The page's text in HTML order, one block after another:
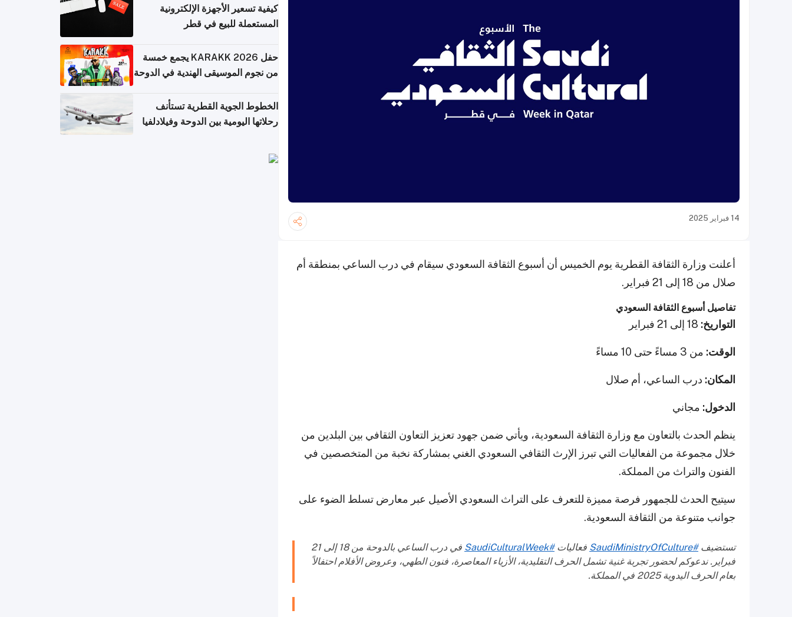
14 فبراير 2025
أعلنت وزارة الثقافة القطرية يوم الخميس أن أسبوع الثقافة السعودي سيقام في درب الساعي بمنطقة أم
صلال من 18 إلى 21 فبراير.
تفاصيل أسبوع الثقافة السعودي
التواريخ:
الوقت: من 3 مساءً حتى 10 مساءً
المكان: درب الساعي، أم صلال
الدخول: مجاني
ينظم الحدث بالتعاون مع وزارة الثقافة السعودية، ويأتي ضمن جهود تعزيز التعاون الثقافي بين البلدين من
خلال مجموعة من الفعاليات التي تبرز الإرث الثقافي السعودي الغني بمشاركة نخبة من المتخصصين في
الفنون والتراث من المملكة.
سيتيح الحدث للجمهور فرصة مميزة للتعرف على التراث السعودي الأصيل عبر معارض تسلط الضوء على
جوانب متنوعة من الثقافة السعودية.
تستضيف#SaudiMinistryOfCulture فعاليات#SaudiCulturalWeek
في درب الساعي بالدوحة من 18 إلى 21
فبراير. ندعوكم لحضور تجربة غنية تشمل الحرف التقليدية، الأزياء المعاصرة، فنون الطهي، وعروض الأفلام احتفالاً
بعام الحرف اليدوية 2025 في المملكة.
كيفية تسعير الأجهزة الإلكترونية
المستعملة للبيع في قطر
حفل KARAKK 2026 يجمع خمسة
من نجوم الموسيقى الهندية في الدوحة
الخطوط الجوية القطرية تستأنف
رحلاتها اليومية بين الدوحة وفيلادلفيا